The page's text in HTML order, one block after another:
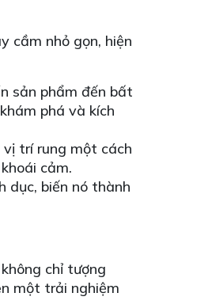
cầm nhỏ gọn, hiện
sản phẩm đến bất
phá và kích
vị trí rung một cách
cảm.
dục, biến nó thành
chỉ tượng
một trải nghiệm